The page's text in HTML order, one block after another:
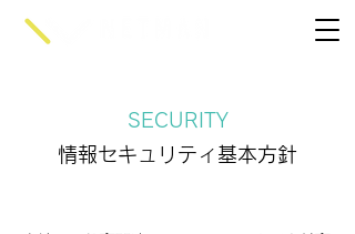
SECURITY
情報セキュリティ基本方針